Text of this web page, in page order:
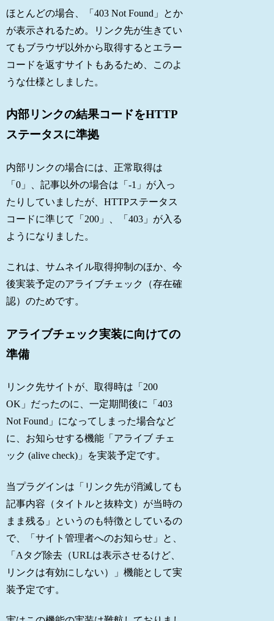
ほとんどの場合、「403 Not Found」とか
が表示されるため。リンク先が生きてい
てもブラウザ以外から取得するとエラー
コードを返すサイトもあるため、このよ
うな仕様としました。
内部リンクの結果コードをHTTP
ステータスに準拠
内部リンクの場合には、正常取得は
「0」、記事以外の場合は「-1」が入っ
たりしていましたが、HTTPステータス
コードに準じて「200」、「403」が入る
ようになりました。
これは、サムネイル取得抑制のほか、今
後実装予定のアライブチェック（存在確
認）のためです。
アライブチェック実装に向けての
準備
リンク先サイトが、取得時は「200
OK」だったのに、一定期間後に「403
Not Found」になってしまった場合など
に、お知らせする機能「アライブ チェ
ック (alive check)」を実装予定です。
当プラグインは「リンク先が消滅しても
記事内容（タイトルと抜粋文）が当時の
まま残る」というのも特徴としているの
で、「サイト管理者へのお知らせ」と、
「Aタグ除去（URLは表示させるけど、
リンクは有効にしない）」機能として実
装予定です。